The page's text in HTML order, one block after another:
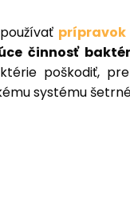
prípravok
činnosť
poškodiť,
systému